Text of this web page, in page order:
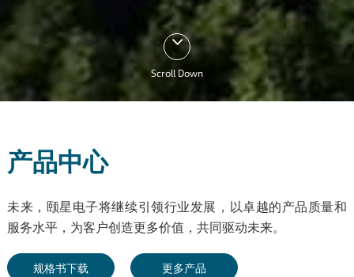
Scroll Down
产品中心
未来，颐星电子将继续引领行业发展，以卓越的产品质量和
服务水平，为客户创造更多价值，共同驱动未来。
规格书下载 更多产品